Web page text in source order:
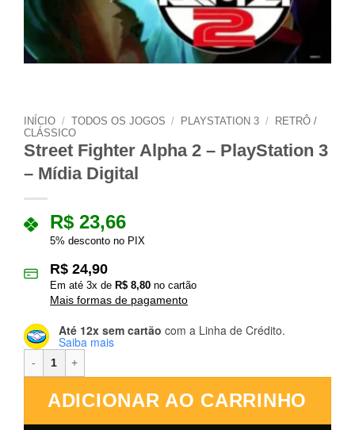
INÍCIO / TODOS OS JOGOS / PLAYSTATION 3 /
RETRÔ /
CLÁSSICO
Street Fighter Alpha 2 – PlayStation 3
– Mídia Digital
R$ 23,66
5% desconto no PIX
R$ 24,90
Em até 3x de R$ 8,80 no cartão
Mais formas de pagamento
Até 12x sem cartão com a Linha de Crédito.
Saiba mais
ADICIONAR AO CARRINHO